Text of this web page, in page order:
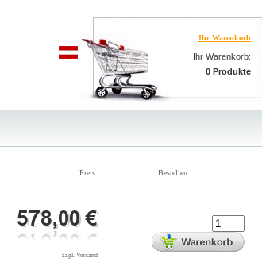
Ihr Warenkorb
Ihr Warenkorb:
0 Produkte
Preis Bestellen
zzgl. Versand